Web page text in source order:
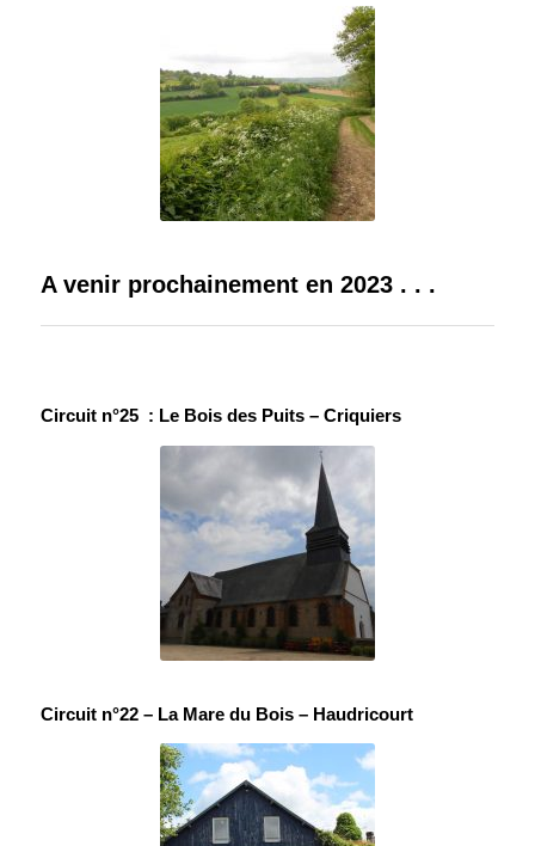
A venir prochainement en 2023 . . .
Circuit n°25 : Le Bois des Puits – Criquiers
Circuit n°22 – La Mare du Bois – Haudricourt